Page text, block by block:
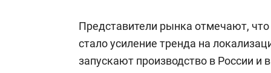
Представители рынка отмечают,
стало усиление тренда на
запускают производство в России